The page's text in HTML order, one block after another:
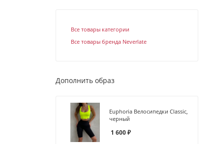
Все товары категории
Все товары бренда Neverlate
Дополнить образ
Euphoria Велосипедки Classic,
черный
1 600₽